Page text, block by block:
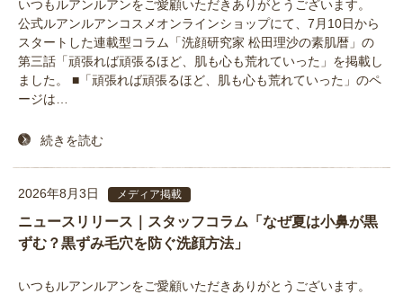
いつもルアンルアンをご愛顧いただきありがとうございます。
公式ルアンルアンコスメオンラインショップにて、7月10日から
スタートした連載型コラム「洗顔研究家 松田理沙の素肌暦」の
第三話「頑張れば頑張るほど、肌も心も荒れていった」を掲載し
ました。 ■「頑張れば頑張るほど、肌も心も荒れていった」のペ
ージは…
続きを読む
2026年8月3日 メディア掲載
ニュースリリース｜スタッフコラム「なぜ夏は小鼻が黒
ずむ？黒ずみ毛穴を防ぐ洗顔方法」
いつもルアンルアンをご愛顧いただきありがとうございます。